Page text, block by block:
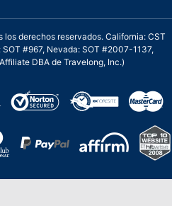
derechos reservados. California: CST
#967, Nevada: SOT #2007-1137,
DBA de Travelong, Inc.)